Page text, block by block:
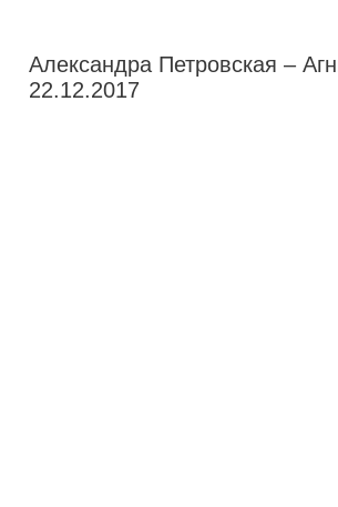
Александра Петровская –
22.12.2017